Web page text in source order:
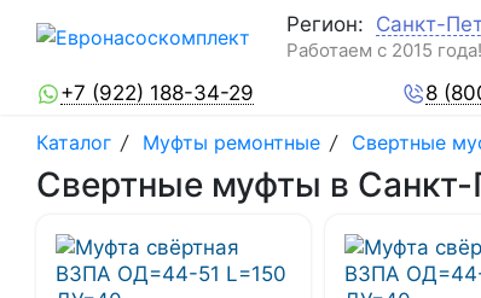
Регион: Санкт-
Работаем с 2015 года!
+7 (922) 188-34-29 8
Каталог / Муфты ремонтные / Свертные
Свертные муфты в Санкт-